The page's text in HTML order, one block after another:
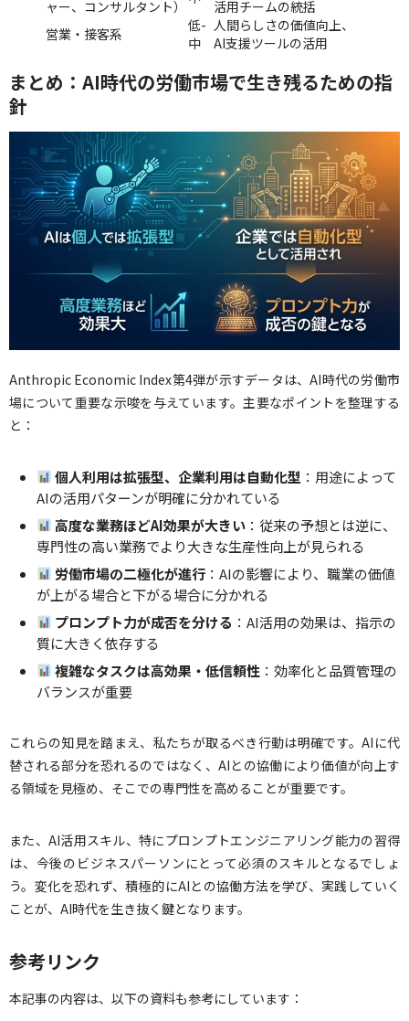
ャー、コンサルタント）
活用チームの統括
営業・接客系
低-
中
人間らしさの価値向上、
AI支援ツールの活用
まとめ：AI時代の労働市場で生き残るための指
針
Anthropic Economic Index第4弾が示すデータは、AI時代の労働市
場について重要な示唆を与えています。主要なポイントを整理する
と：
個人利用は拡張型、企業利用は自動化型 ：用途によって
AIの活用パターンが明確に分かれている
高度な業務ほどAI効果が大きい ：従来の予想とは逆に、
専門性の高い業務でより大きな生産性向上が見られる
労働市場の二極化が進行 ：AIの影響により、職業の価値
が上がる場合と下がる場合に分かれる
プロンプト力が成否を分ける ：AI活用の効果は、指示の
質に大きく依存する
複雑なタスクは高効果・低信頼性 ：効率化と品質管理の
バランスが重要
これらの知見を踏まえ、私たちが取るべき行動は明確です。AIに代
替される部分を恐れるのではなく、AIとの協働により価値が向上す
る領域を見極め、そこでの専門性を高めることが重要です。
また、AI活用スキル、特にプロンプトエンジニアリング能力の習得
は、今後のビジネスパーソンにとって必須のスキルとなるでしょ
う。変化を恐れず、積極的にAIとの協働方法を学び、実践していく
ことが、AI時代を生き抜く鍵となります。
参考リンク
本記事の内容は、以下の資料も参考にしています：